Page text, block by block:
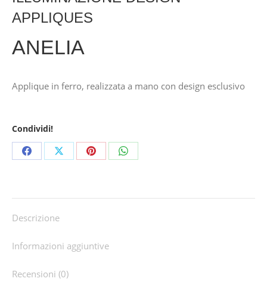
APPLIQUES
ANELIA
Applique in ferro, realizzata a mano con design esclusivo
Condividi!
Share Share Share Share
Descrizione
Informazioni aggiuntive
Recensioni (0)